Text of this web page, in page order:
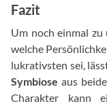
Fazit
Um noch einmal zu
welche
lukrativsten sei,
Symbiose aus
Charakter kann